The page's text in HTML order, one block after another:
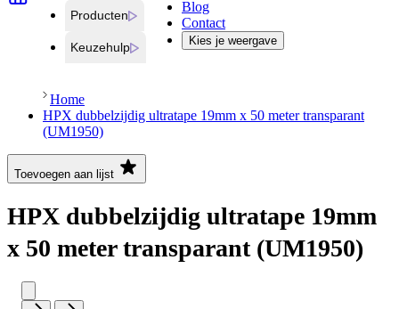
Producten
Keuzehulp
Blog
Contact
Kies je weergave
Home
HPX dubbelzijdig ultratape 19mm x 50 meter transparant
(UM1950)
Toevoegen aan lijst
HPX dubbelzijdig ultratape 19mm
x 50 meter transparant (UM1950)